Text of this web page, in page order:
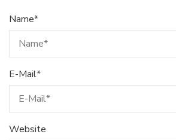
Name*
E-Mail*
Website